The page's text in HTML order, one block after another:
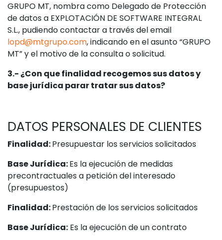
GRUPO MT, nombra como Delegado de Protección
de datos a EXPLOTACIÓN DE SOFTWARE INTEGRAL
S.L., pudiendo contactar a través del email
lopd@mtgrupo.com, indicando en el asunto “GRUPO
MT” y el motivo de la consulta o solicitud.
3.- ¿Con que finalidad recogemos sus datos y
base jurídica parar tratar sus datos?
DATOS PERSONALES DE CLIENTES
Finalidad:Presupuestar los servicios solicitados
Base Jurídica:Es la ejecución de medidas
precontractuales a petición del interesado
(presupuestos)
Finalidad:Prestación de los servicios solicitados
Base Jurídica: Es la ejecución de un contrato